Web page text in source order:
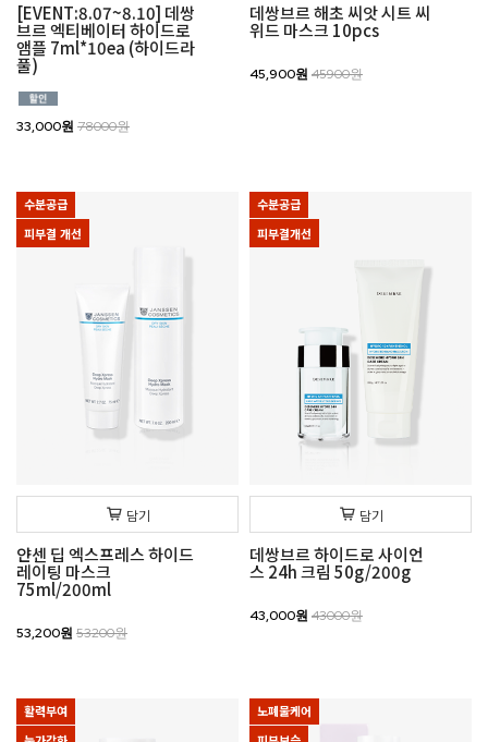
[EVENT:8.07~8.10] 데쌍
브르 엑티베이터 하이드로
앰플 7ml*10ea (하이드라
풀)
33,000원 78000원
데쌍브르 해초 씨앗 시트 씨
위드 마스크 10pcs
45,900원 45900원
수분공급
피부결 개선
담기
얀센 딥 엑스프레스 하이드
레이팅 마스크
75ml/200ml
53,200원 53200원
수분공급
피부결개선
담기
데쌍브르 하이드로 사이언
스 24h 크림 50g/200g
43,000원 43000원
활력부여
노폐물케어